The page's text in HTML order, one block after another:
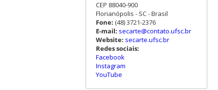
CEP 88040-900
Florianópolis - SC - Brasil
Fone: (48) 3721-2376
E-mail: secarte@contato.ufsc.br
Website: secarte.ufsc.br
Redes sociais:
Facebook
Instagram
YouTube